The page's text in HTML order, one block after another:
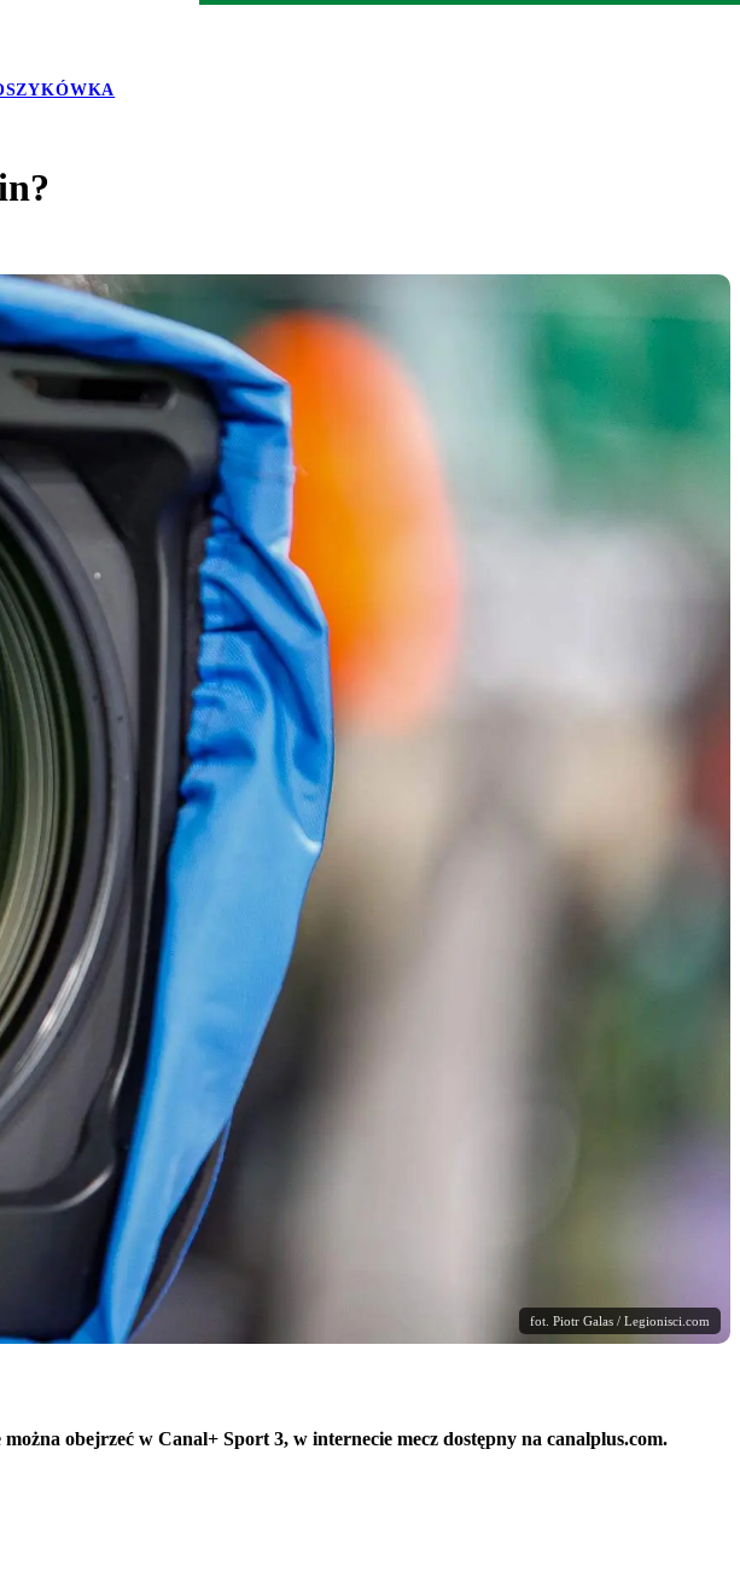
fot. Piotr Galas / Legionisci.com
obejrzeć w Canal+ Sport 3, w internecie mecz dostępny na canalplus.com.